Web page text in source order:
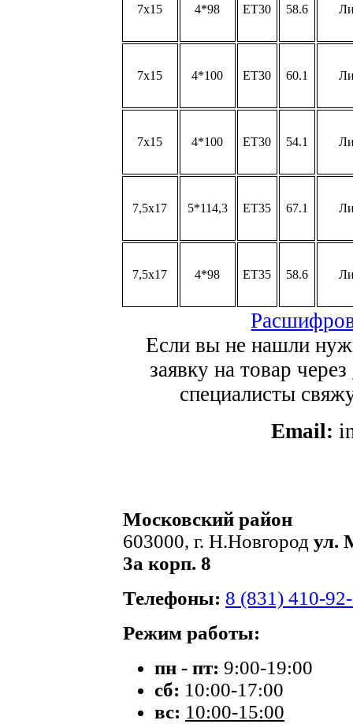
7x15 4*98 ET30 58.6
7x15 4*100 ET30 60.1
7x15 4*100 ET30 54.1
7,5x17 5*114,3 ET35 67.1
7,5x17 4*98 ET35 58.6
Если вы не нашли
заявку на товар через
специалисты
Email:
Московский район
603000, г. Н.Новгород ул.
3а корп. 8
Телефоны: 8 (831) 410-
Режим работы:
пн - пт: 9:00-19:00
сб: 10:00-17:00
вс: 10:00-15:00